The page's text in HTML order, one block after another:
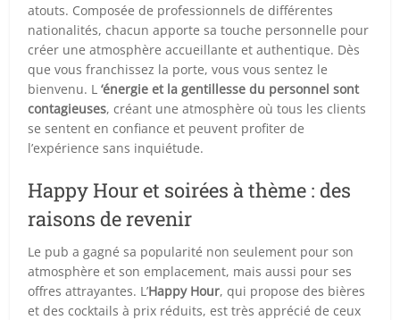
atouts. Composée de professionnels de différentes
nationalités, chacun apporte sa touche personnelle pour
créer une atmosphère accueillante et authentique. Dès
que vous franchissez la porte, vous vous sentez le
bienvenu. L‘énergie et la gentillesse du personnel sont
contagieuses, créant une atmosphère où tous les clients
se sentent en confiance et peuvent profiter de
l’expérience sans inquiétude.
Happy Hour et soirées à thème : des
raisons de revenir
Le pub a gagné sa popularité non seulement pour son
atmosphère et son emplacement, mais aussi pour ses
offres attrayantes. L’Happy Hour, qui propose des bières
et des cocktails à prix réduits, est très apprécié de ceux